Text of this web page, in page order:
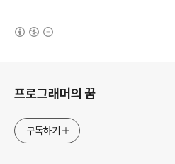
프로그래머의 꿈
구독하기